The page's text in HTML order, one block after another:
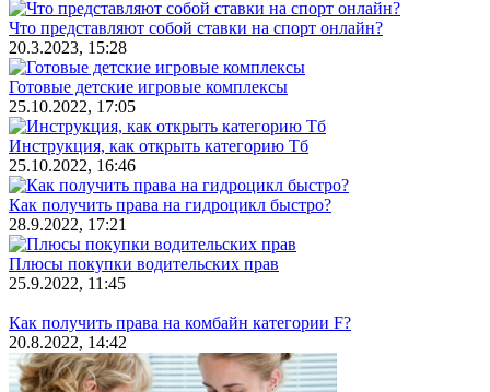
Что представляют собой ставки на спорт онлайн?
20.3.2023, 15:28
Готовые детские игровые комплексы
25.10.2022, 17:05
Инструкция, как открыть категорию Тб
25.10.2022, 16:46
Как получить права на гидроцикл быстро?
28.9.2022, 17:21
Плюсы покупки водительских прав
25.9.2022, 11:45
Как получить права на комбайн категории F?
20.8.2022, 14:42